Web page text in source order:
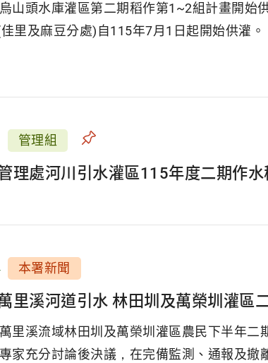
山頭水庫灌區第二期稻作第1~2組計畫開始
里及麻豆分處)自115年7月1日起開始供灌
管理組
理處河川引水灌區115年度二期作水
本署新聞
里溪河道引水 林田圳及萬榮圳灌區
里溪流域林田圳及萬榮圳灌區農民下半年
家充分討論後決議，在完備監測、通報及